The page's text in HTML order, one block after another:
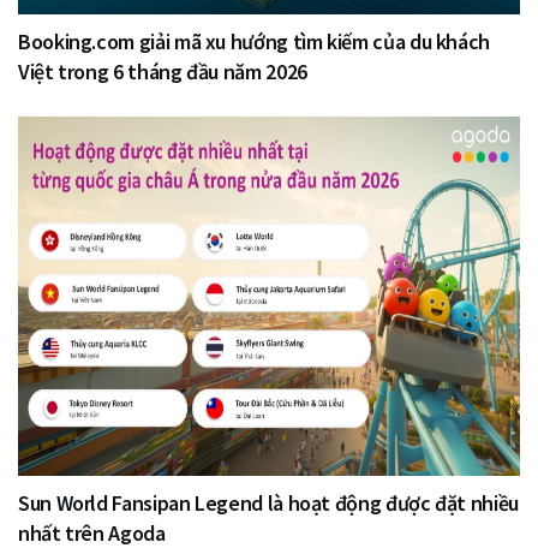
Booking.com giải mã xu hướng tìm kiếm của du khách
Việt trong 6 tháng đầu năm 2026
Sun World Fansipan Legend là hoạt động được đặt nhiều
nhất trên Agoda